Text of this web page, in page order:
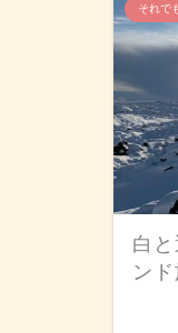
それで
白
ン